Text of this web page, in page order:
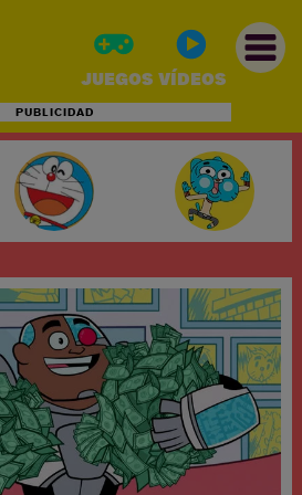
JUEGOS VÍDEOS
PUBLICIDAD